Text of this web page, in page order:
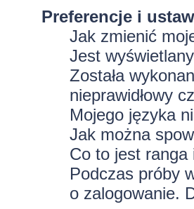
Preferencje i
Jak zmienić
Jest
Została
nieprawidłowy
Mojego języka
Jak można
Co to jest ranga
Podczas próby
o zalogowanie.